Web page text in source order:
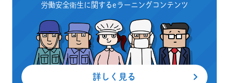
労働安全衛生に関するeラーニングコンテンツ
詳しく見る